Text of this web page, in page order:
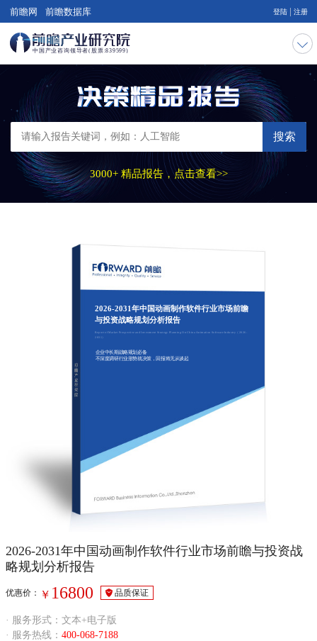
前瞻网 前瞻数据库 登陆 注册
搜索
3000+ 精品报告，点击查看>>
2026-2031年中国动画制作软件行业市场前瞻
与投资战略规划分析报告
Report of Market Prospective and Investment Strategy Planning On China Animation Software Industry（2026-
2031）
企业中长期战略规划必备
不深度调研行业形势就决策，回报将无从谈起
2026-2031年中国动画制作软件行业市场前瞻与投资战
略规划分析报告
优惠价： ￥ 16800 品质保证
· 服务形式：文本+电子版
· 服务热线： 400-068-7188